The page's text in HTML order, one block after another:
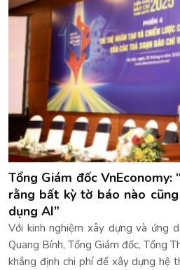
Tổng Giám đốc VnEconomy:
rằng bất kỳ tờ báo nào
dụng AI”
Với kinh nghiệm xây dựng và ứng
Quang Bính, Tổng Giám đốc, Tổng
khẳng định chi phí để xây dựng hệ